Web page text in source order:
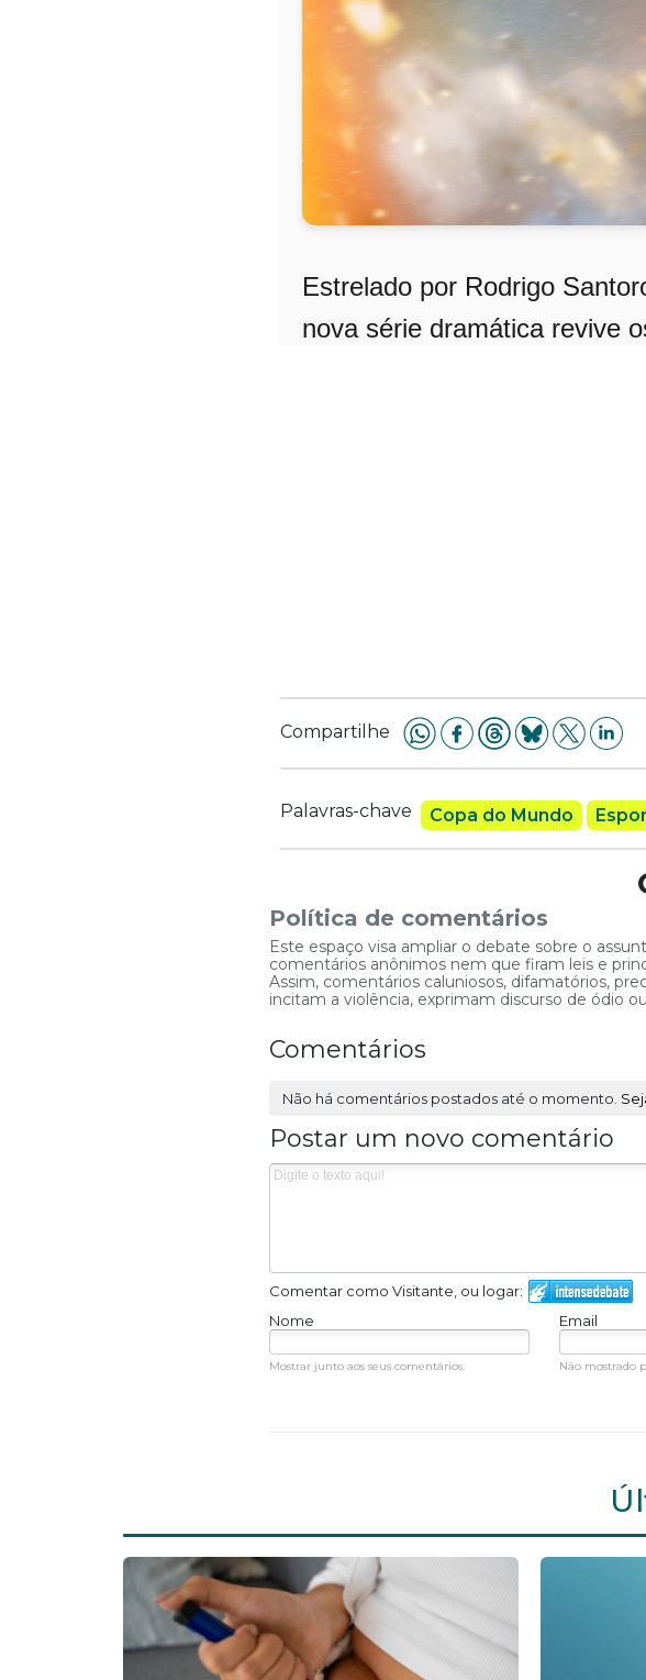
Compartilhe
Palavras-chave Copa do Mundo
Política de comentários
Este espaço visa ampliar o debate sobre o
comentários anônimos nem que firam leis e
Assim, comentários caluniosos, difamatórios,
incitam a violência, exprimam discurso de ódio
Comentários
Não há comentários postados até o momento.
Postar um novo comentário
Comentar como Visitante, ou logar:
Nome
Email
Mostrar junto aos seus comentários. Não mostrado